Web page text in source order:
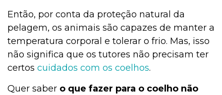
Então, por conta da proteção natural da
pelagem, os animais são capazes de manter a
temperatura corporal e tolerar o frio. Mas, isso
não significa que os tutores não precisam ter
certos cuidados com os coelhos.
Quer saber o que fazer para o coelho não